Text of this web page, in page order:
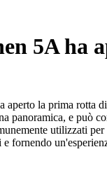
5A ha
la prima rotta
e può
utilizzati